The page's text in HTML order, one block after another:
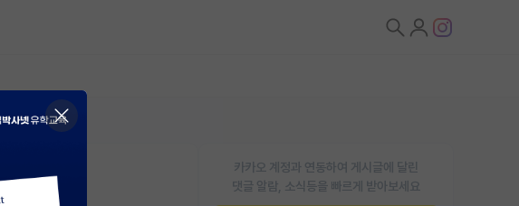
카카오 계정과 연동하여 게시글에 달린
댓글 알람, 소식등을 빠르게 받아보세요